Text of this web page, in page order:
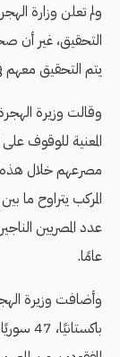
ولم تعلن وزارة
التحقيق، غير أن
يتم التحقيق معهم
وقالت وزيرة
المعنية للوقوف
مصرعهم خلال هذه
عامًا.